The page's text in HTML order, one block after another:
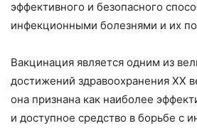
эффективного и безопасного
инфекционными болезнями и их
Вакцинация является одним из
достижений здравоохранения XX
она признана как наиболее
и доступное средство в борьбе с